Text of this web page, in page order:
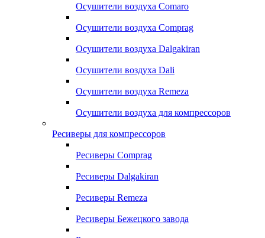
Осушители воздуха Comaro
Осушители воздуха Comprag
Осушители воздуха Dalgakiran
Осушители воздуха Dali
Осушители воздуха Remeza
Осушители воздуха для компрессоров
Ресиверы для компрессоров
Ресиверы Comprag
Ресиверы Dalgakiran
Ресиверы Remeza
Ресиверы Бежецкого завода